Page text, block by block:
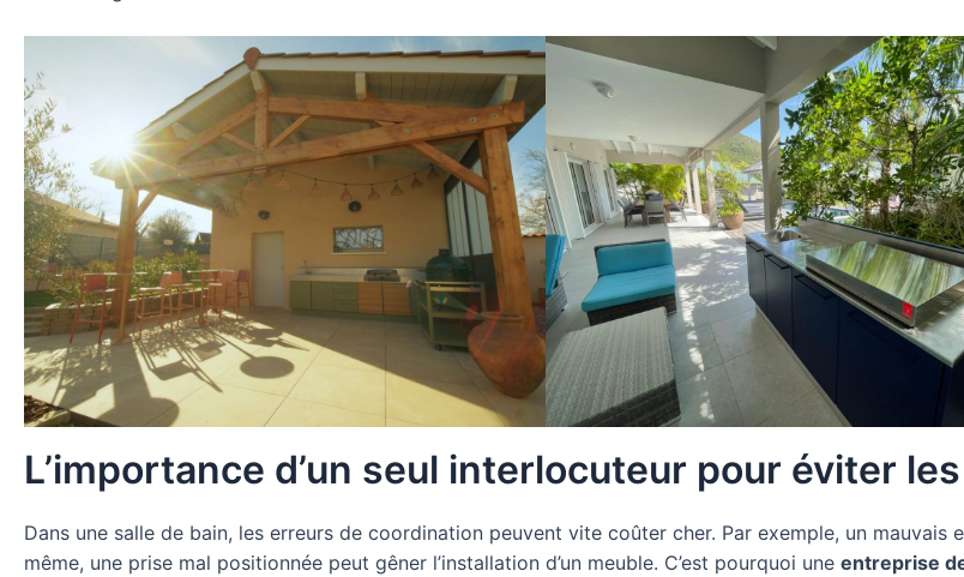
L’importance d’un seul interlocuteur pour éviter
Dans une salle de bain, les erreurs de coordination peuvent vite coûter cher. Par exemple, un mauvais
même, une prise mal positionnée peut gêner l’installation d’un meuble. C’est pourquoi une entreprise